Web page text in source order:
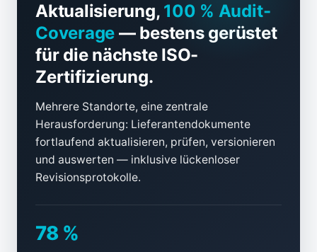
Aktualisierung, 100 % Audit-
Coverage — bestens gerüstet
für die nächste ISO-
Zertifizierung.
Mehrere Standorte, eine zentrale
Herausforderung: Lieferantendokumente
fortlaufend aktualisieren, prüfen, versionieren
und auswerten — inklusive lückenloser
Revisionsprotokolle.
78 %